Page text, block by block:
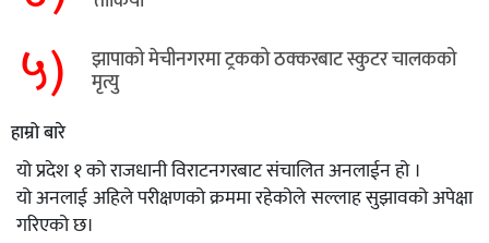
५) ​झापाको मेचीनगरमा ट्रकको ठक्करबाट स्कुटर चालकको
मृत्यु
हाम्रो बारे
यो प्रदेश १ को राजधानी विराटनगरबाट संचालित अनलाईन हो ।
यो अनलाई अहिले परीक्षणको क्रममा रहेकोले सल्लाह सुझावको अपेक्षा
गरिएको छ।